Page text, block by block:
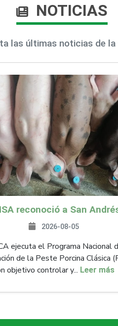
NOTICIAS
las últimas noticias de
2026-08-05
ejecuta el Programa Nacional
de la Peste Porcina Clásica
objetivo controlar y... Leer más